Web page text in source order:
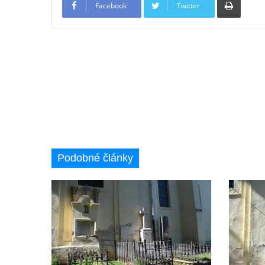
Pomník obětem 1. světové války na
Pomník obětem válek v ulici 1. máje v Lužci
nad Vltavou
Hrob Vladislava Neumana v Hostíně u
Vojkovic
Pomník obětem válek před hřbitovem v
Hostíně u Vojkovic
Kenotaf Václava Floriána na hřbitově v
Facebook Twitter
Podobné články